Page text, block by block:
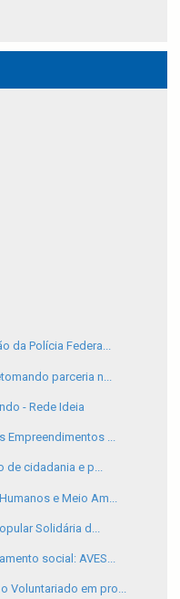
da Polícia Federa...
parceria n...
- Rede Ideia
Empreendimentos ...
de cidadania e p...
e Meio Am...
Solidária d...
social: AVES...
Voluntariado em pro...